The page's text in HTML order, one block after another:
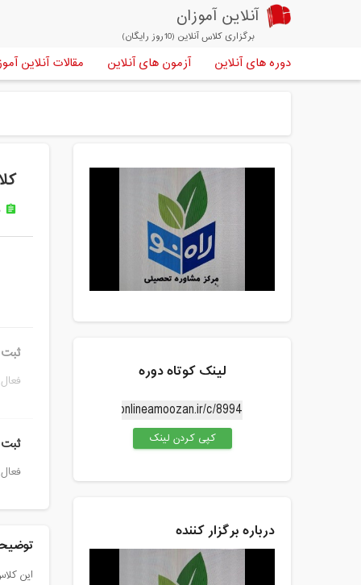
آنلاین آموزان
برگزاری کلاس آنلاین (10روز رایگان)
دوره های آنلاین آزمون های آنلاین مقالات آنلاین
assignment
ثبت
این
لینک کوتاه دوره
کپی کردن لینک
درباره برگزار کننده